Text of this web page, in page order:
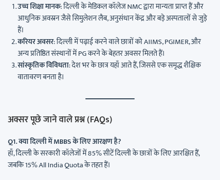
उच्च शिक्षा मानक: दिल्ली के मेडिकल कॉलेज NMC द्वारा मान्यता प्राप्त हैं और
आधुनिक अवस्रन जैसे सिमुलेशन लैब, अनुसंधान केंद्र और बड़े अस्पतालों से जुड़े
हैं।
करियर अवसर: दिल्ली में पढ़ाई करने वाले छात्रों को AIIMS, PGIMER, और
अन्य प्रतिष्ठित संस्थानों में PG करने के बेहतर अवसर मिलते हैं।
सांस्कृतिक विविधता: देश भर के छात्र यहाँ आते हैं, जिससे एक समृद्ध शैक्षिक
वातावरण बनता है।
अक्सर पूछे जाने वाले प्रश्न (FAQs)
Q1. क्या दिल्ली में MBBS के लिए आरक्षण है?
हाँ, दिल्ली के सरकारी कॉलेजों में 85% सीटें दिल्ली के छात्रों के लिए आरक्षित हैं,
जबकि 15% All India Quota के तहत हैं।